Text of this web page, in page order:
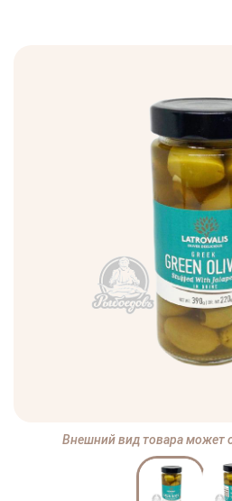
Внешний вид товара может